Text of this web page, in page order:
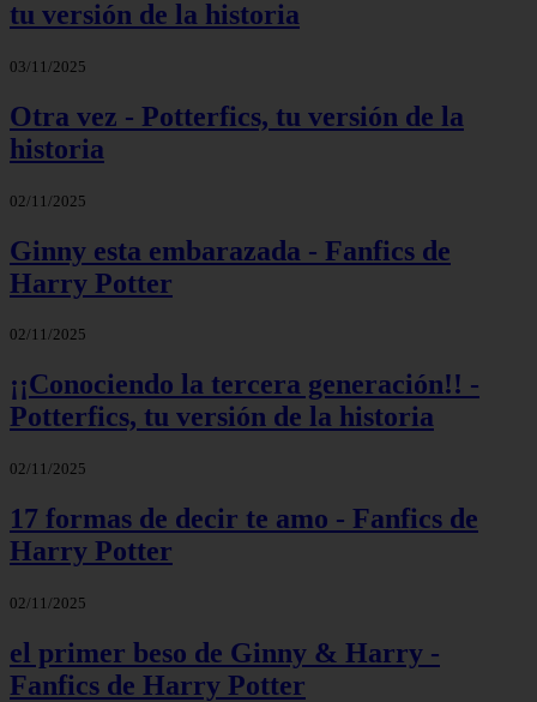
tu versión de la historia
03/11/2025
Otra vez - Potterfics, tu versión de la
historia
02/11/2025
Ginny esta embarazada - Fanfics de
Harry Potter
02/11/2025
¡¡Conociendo la tercera generación!! -
Potterfics, tu versión de la historia
02/11/2025
17 formas de decir te amo - Fanfics de
Harry Potter
02/11/2025
el primer beso de Ginny & Harry -
Fanfics de Harry Potter